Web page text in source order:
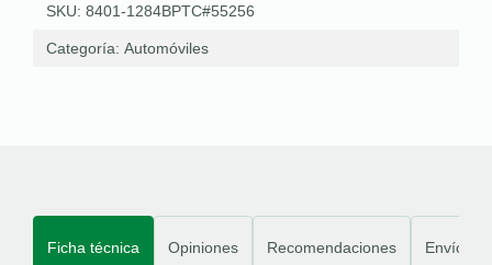
SKU: 8401-1284BPTC#55256
Categoría: Automóviles
Ficha técnica Opiniones Recomendaciones Envíos